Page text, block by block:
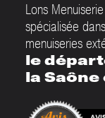
Lons
spécialisée
menuiseries
le
la Saône